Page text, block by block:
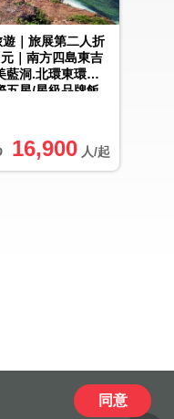
16,900 人/起
｜旅展第二人折
｜南方四島東吉
藍洞.北環東環３
五星/星級品牌飯
同意